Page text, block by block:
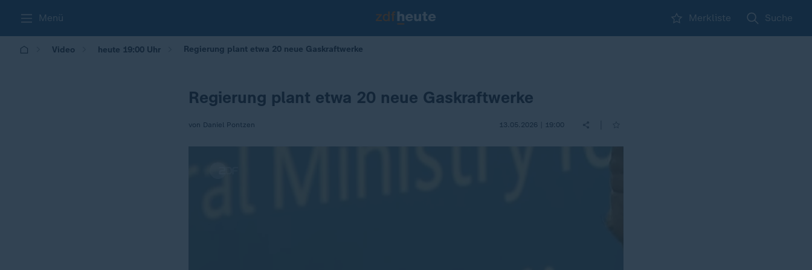
Menü Merkliste Suche
Video heute 19:00 Uhr Regierung plant etwa 20 neue Gaskraftwerke
Regierung plant etwa 20 neue Gaskraftwerke
von Daniel Pontzen 13.05.2026 | 19:00